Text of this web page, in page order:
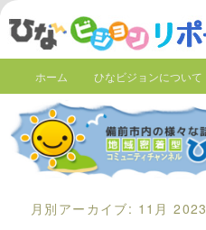
ホーム ひなビジョンについて
月別アーカイブ: 11月 2023